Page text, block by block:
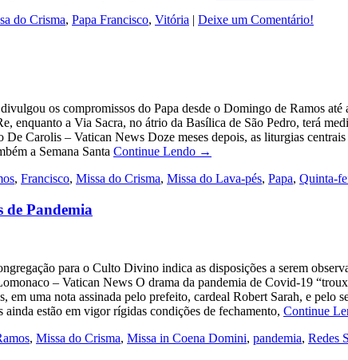
do Crisma, Papa Francisco, Vitória | Deixe um Comentário!
os compromissos do Papa desde o Domingo de Ramos
enquanto a Via Sacra, no átrio da Basílica de São Pedro, terá
Carolis – Vatican News Doze meses depois, as liturgias
a Semana Santa Continue Lendo →
, Francisco, Missa do Crisma, Missa do Lava-pés, Papa, Quinta-
de Pandemia
para o Culto Divino indica as disposições a serem
– Vatican News O drama da pandemia de Covid-19
uma nota assinada pelo prefeito, cardeal Robert Sarah, e pelo
estão em vigor rígidas condições de fechamento, Continue
, Missa do Crisma, Missa in Coena Domini, pandemia, Redes